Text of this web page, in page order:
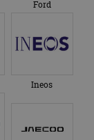
Ford
Ineos